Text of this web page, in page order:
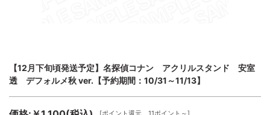
【12月下旬頃発送予定】名探偵コナン アクリルスタンド 安室
透 デフォルメ秋 ver.【予約期間：10/31～11/13】
[ポイント還元 11ポイント～]